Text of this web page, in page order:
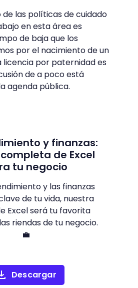
de las políticas de cuidado
en esta área es
de baja que los
por el nacimiento de un
licencia por paternidad es
de a poco está
agenda pública.
y finanzas:
de Excel
tu negocio
y las finanzas
de tu vida, nuestra
Excel será tu favorita
riendas de tu negocio.
💼
Descargar